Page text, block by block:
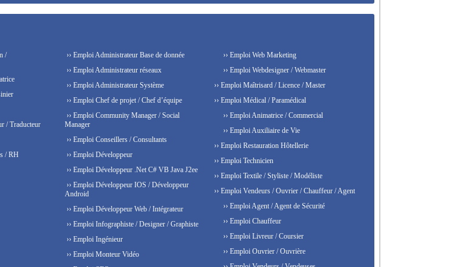
/
/ Traducteur
/ RH
›› Emploi Administrateur Base de donnée
›› Emploi Administrateur réseaux
›› Emploi Administrateur Système
›› Emploi Chef de projet / Chef d’équipe
›› Emploi Community Manager / Social
Manager
›› Emploi Conseillers / Consultants
›› Emploi Développeur
›› Emploi Développeur .Net C# VB Java J2ee
›› Emploi Développeur IOS / Développeur
Android
›› Emploi Développeur Web / Intégrateur
›› Emploi Infographiste / Designer / Graphiste
›› Emploi Ingénieur
›› Emploi Monteur Vidéo
›› Emploi Web Marketing
›› Emploi Webdesigner / Webmaster
›› Emploi Maîtrisard / Licence / Master
›› Emploi Médical / Paramédical
›› Emploi Animatrice / Commercial
›› Emploi Auxiliaire de Vie
›› Emploi Restauration Hôtellerie
›› Emploi Technicien
›› Emploi Textile / Styliste / Modéliste
›› Emploi Vendeurs / Ouvrier / Chauffeur / Agent
›› Emploi Agent / Agent de Sécurité
›› Emploi Chauffeur
›› Emploi Livreur / Coursier
›› Emploi Ouvrier / Ouvrière